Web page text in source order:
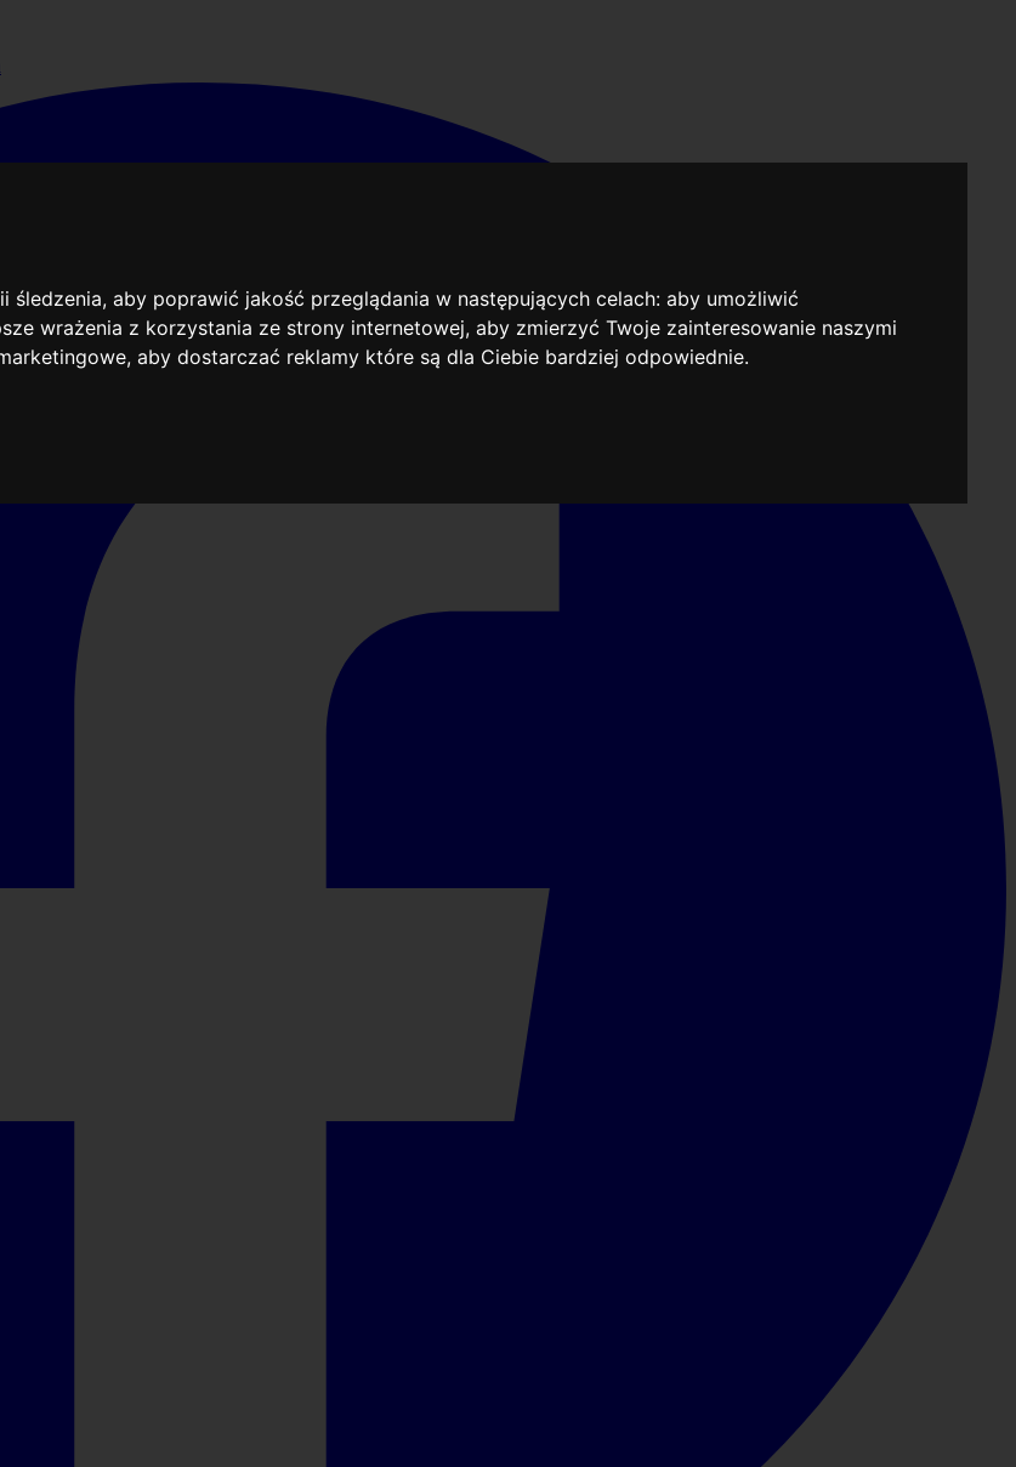
aby poprawić jakość przeglądania w następujących celach:aby umożliwić
wrażenia z korzystania ze strony internetowej,aby zmierzyć Twoje zainteresowanie naszymi
,aby dostarczać reklamy które są dla Ciebie bardziej odpowiednie.